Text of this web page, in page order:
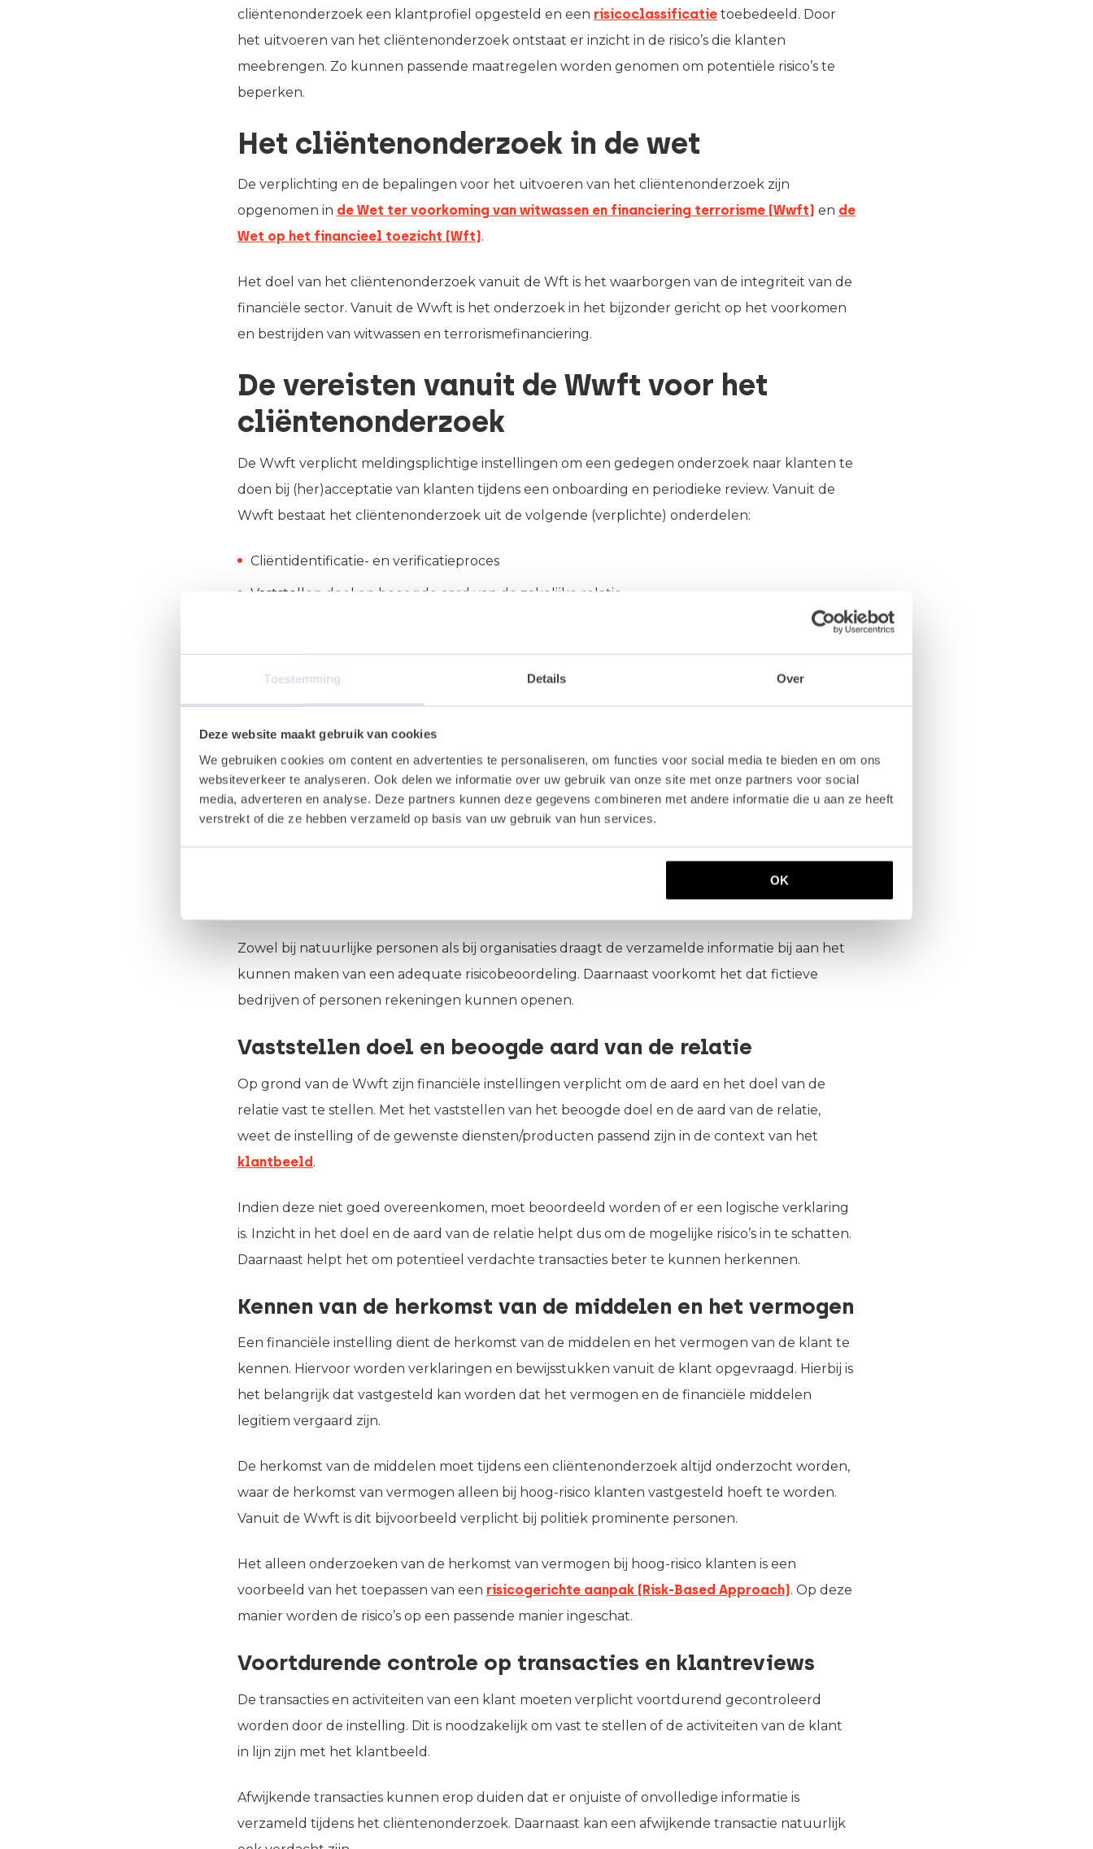
Toestemming Details Over
Deze website maakt gebruik van cookies
We gebruiken cookies om content en advertenties te personaliseren, om functies voor social media te bieden en om ons
websiteverkeer te analyseren. Ook delen we informatie over uw gebruik van onze site met onze partners voor social
media, adverteren en analyse. Deze partners kunnen deze gegevens combineren met andere informatie die u aan ze heeft
verstrekt of die ze hebben verzameld op basis van uw gebruik van hun services.
OK
cliëntenonderzoek een klantprofiel opgesteld en een risicoclassificatie toebedeeld. Door
het uitvoeren van het cliëntenonderzoek ontstaat er inzicht in de risico’s die klanten
meebrengen. Zo kunnen passende maatregelen worden genomen om potentiële risico’s te
beperken.
Het cliëntenonderzoek in de wet
De verplichting en de bepalingen voor het uitvoeren van het cliëntenonderzoek zijn
opgenomen in de Wet ter voorkoming van witwassen en financiering terrorisme (Wwft) en de
Wet op het financieel toezicht (Wft).
Het doel van het cliëntenonderzoek vanuit de Wft is het waarborgen van de integriteit van de
financiële sector. Vanuit de Wwft is het onderzoek in het bijzonder gericht op het voorkomen
en bestrijden van witwassen en terrorismefinanciering.
De vereisten vanuit de Wwft voor het
cliëntenonderzoek
De Wwft verplicht meldingsplichtige instellingen om een gedegen onderzoek naar klanten te
doen bij (her)acceptatie van klanten tijdens een onboarding en periodieke review. Vanuit de
Wwft bestaat het cliëntenonderzoek uit de volgende (verplichte) onderdelen:
Cliëntidentificatie- en verificatieproces
Vaststellen doel en beoogde aard van de zakelijke relatie
Voortdurende controle op de verrichte transacties (monitoring) en klantreviews
Tijdens het cliëntidentificatie- en verificatieproces worden de relevante gegevens en
informatie van de klant verzameld met als doel de klant te “kennen”. Hierbij dienen de
geïdentificeerde gegevens te worden geverifieerd via onafhankelijke, betrouwbare bronnen.
Bij organisaties wordt ook de organisatiestructuur en deuiteindelijke belanghebbende(n)
geïdentificeerd en geverifieerd. Ook wordt de klant tijdens dit proces getoetst aan
Zowel bij natuurlijke personen als bij organisaties draagt de verzamelde informatie bij aan het
kunnen maken van een adequate risicobeoordeling. Daarnaast voorkomt het dat fictieve
bedrijven of personen rekeningen kunnen openen.
Vaststellen doel en beoogde aard van de relatie
Op grond van de Wwft zijn financiële instellingen verplicht om de aard en het doel van de
relatie vast te stellen. Met het vaststellen van het beoogde doel en de aard van de relatie,
weet de instelling of de gewenste diensten/producten passend zijn in de context van het
klantbeeld .
Indien deze niet goed overeenkomen, moet beoordeeld worden of er een logische verklaring
is. Inzicht in het doel en de aard van de relatie helpt dus om de mogelijke risico’s in te schatten.
Daarnaast helpt het om potentieel verdachte transacties beter te kunnen herkennen.
Kennen van de herkomst van de middelen en het vermogen
Een financiële instelling dient de herkomst van de middelen en het vermogen van de klant te
kennen. Hiervoor worden verklaringen en bewijsstukken vanuit de klant opgevraagd. Hierbij is
het belangrijk dat vastgesteld kan worden dat het vermogen en de financiële middelen
legitiem vergaard zijn.
De herkomst van de middelen moet tijdens een cliëntenonderzoek altijd onderzocht worden,
waar de herkomst van vermogen alleen bij hoog-risico klanten vastgesteld hoeft te worden.
Vanuit de Wwft is dit bijvoorbeeld verplicht bij politiek prominente personen.
Het alleen onderzoeken van de herkomst van vermogen bij hoog-risico klanten is een
voorbeeld van het toepassen van een risicogerichte aanpak (Risk-Based Approach). Op deze
manier worden de risico’s op een passende manier ingeschat.
Voortdurende controle op transacties en klantreviews
De transacties en activiteiten van een klant moeten verplicht voortdurend gecontroleerd
worden door de instelling. Dit is noodzakelijk om vast te stellen of de activiteiten van de klant
in lijn zijn met het klantbeeld.
Afwijkende transacties kunnen erop duiden dat er onjuiste of onvolledige informatie is
verzameld tijdens het cliëntenonderzoek. Daarnaast kan een afwijkende transactie natuurlijk